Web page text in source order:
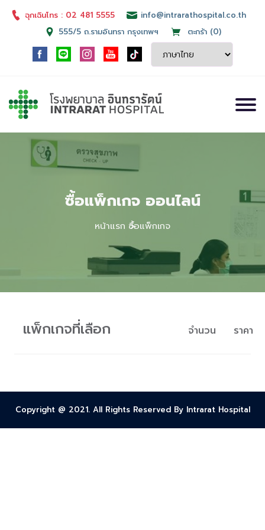
ฉุกเฉินโทร : 02 481 5555
info@intrarathospital.co.th
555/5 ถ.รามอินทรา กรุงเทพฯ
ตะกร้า (0)
ซื้อแพ็กเกจ ออนไลน์
หน้าแรก ซื้อแพ็กเกจ
แพ็กเกจที่เลือก จำนวน ราคา
Copyright @ 2021. All Rights Reserved By Intrarat Hospital